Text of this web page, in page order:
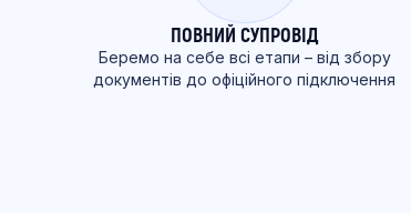
ПОВНИЙ СУПРОВІД
Беремо на себе всі етапи – від збору
документів до офіційного підключення